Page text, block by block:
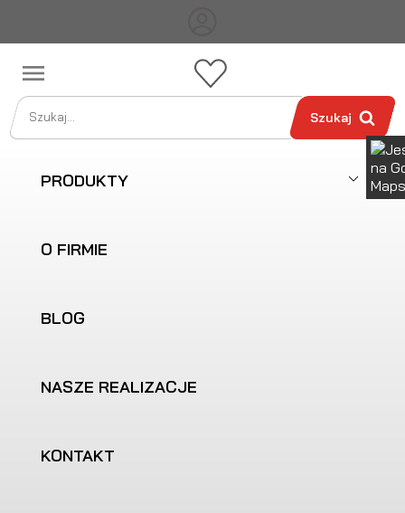

Szukaj
PRODUKTY
O FIRMIE
BLOG
NASZE REALIZACJE
KONTAKT